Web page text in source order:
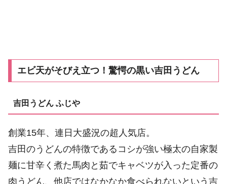
エビ天がそびえ立つ！驚愕の黒い吉田うどん
吉田うどん ふじや
創業15年、連日大盛況の超人気店。
吉田のうどんの特徴であるコシが強い極太の自家製
麺に甘辛く煮た馬肉と茹でキャベツが入った定番の
肉うどん、他店ではなかなか食べられないという吉